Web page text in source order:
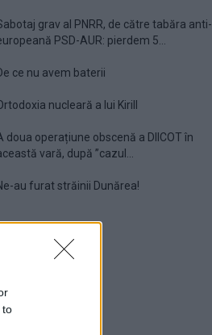
to
grav al PNRR, de către tabăra anti-
PSD-AUR: pierdem 5...
ce nu avem baterii
nucleară a lui Kirill
doua operațiune obscenă a DIICOT în
vară, după ”cazul...
au furat străinii Dunărea!